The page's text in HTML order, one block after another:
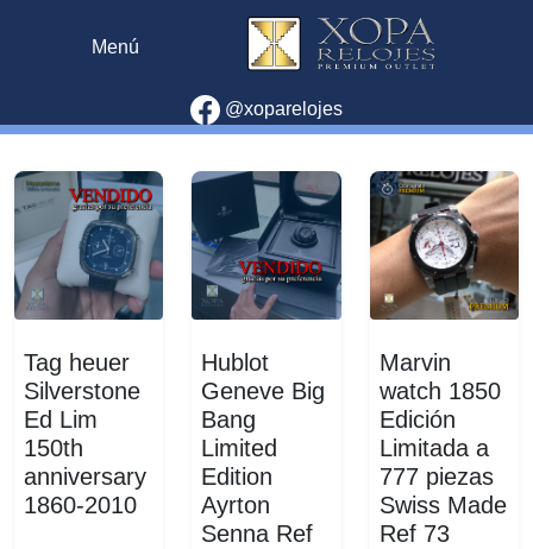
Menú
@xoparelojes
Tag heuer
Silverstone
Ed Lim
150th
anniversary
1860-2010
Hublot
Geneve Big
Bang
Limited
Edition
Ayrton
Senna Ref
Marvin
watch 1850
Edición
Limitada a
777 piezas
Swiss Made
Ref 73